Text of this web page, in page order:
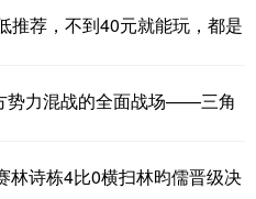
推荐，不到40元就能玩，都是
势力混战的全面战场——三角
林诗栋4比0横扫林昀儒晋级决